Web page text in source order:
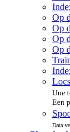
Op
Op
Op
Op
Une
Een
Data